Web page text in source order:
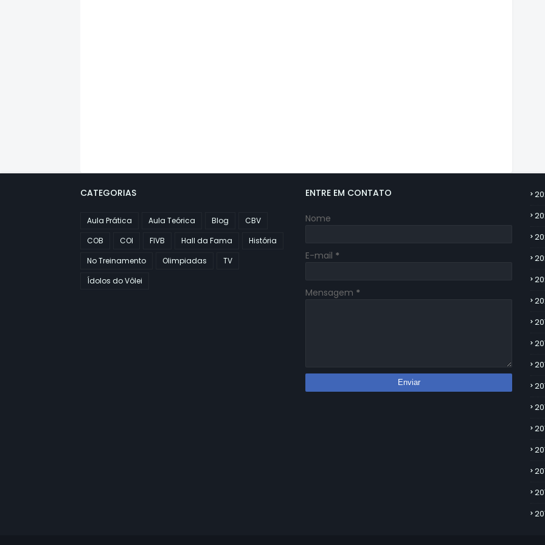
CATEGORIAS
Aula Prática Aula Teórica Blog
CBV
COB
COI FIVB Hall da Fama
História
No Treinamento
Olimpiadas
TV
Ídolos do Vôlei
ENTRE EM CONTATO
Nome
E-mail *
Mensagem *